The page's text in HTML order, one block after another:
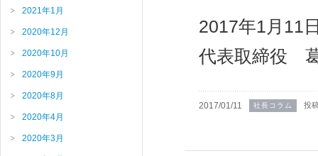
2017年1月11
代表取締役
2017/01/11 社長コラム 投
2021年1月
2020年12月
2020年10月
2020年9月
2020年8月
2020年4月
2020年3月